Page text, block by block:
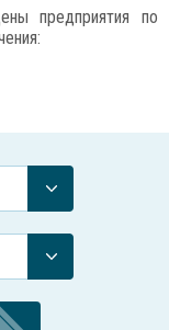
предприятия по